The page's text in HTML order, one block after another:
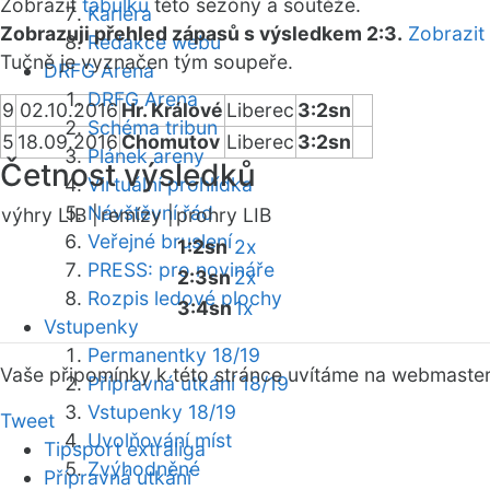
Kariéra
Redakce webu
DRFG Arena
DRFG Arena
Schéma tribun
Plánek areny
Virtuální prohlídka
Návštěvní řád
Veřejné bruslení
PRESS: pro novináře
Rozpis ledové plochy
Vstupenky
Permanentky 18/19
Přípravná utkání 18/19
Vstupenky 18/19
Uvolňování míst
Zvýhodněné
Zobrazit tabulku této sezóny a soutěže.
Zobrazuji přehled zápasů s výsledkem 2:3. Zobrazit
Tučně je vyznačen tým soupeře.
9 02.10.2016 Hr. Králové Liberec 3:2sn
5 18.09.2016 Chomutov Liberec 3:2sn
Četnost výsledků
výhry LIB |remízy |prohry LIB
1:2sn 2x
2:3sn 2x
3:4sn1x
Vaše připomínky k této stránce uvítáme na webmaster
Tweet
Tipsport extraliga
Přípravná utkání